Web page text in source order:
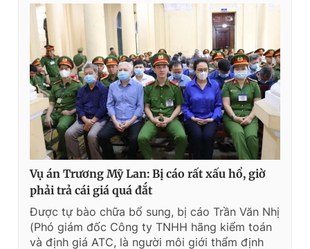
Vụ án Trương Mỹ Lan: Bị cáo rất xấu hổ, giờ
phải trả cái giá quá đắt
Được tự bào chữa bổ sung, bị cáo Trần Văn Nhị
(Phó giám đốc Công ty TNHH hãng kiểm toán
và định giá ATC, là người môi giới thẩm định